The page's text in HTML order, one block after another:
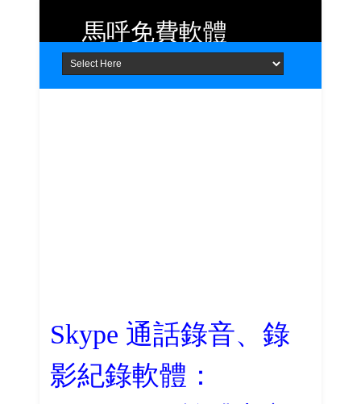
Home About Contact
馬呼免費軟體
提供 Android、iOS 好用的手機應用
程式及 Windows 免費軟體
Skype 通話錄音、錄
影紀錄軟體：